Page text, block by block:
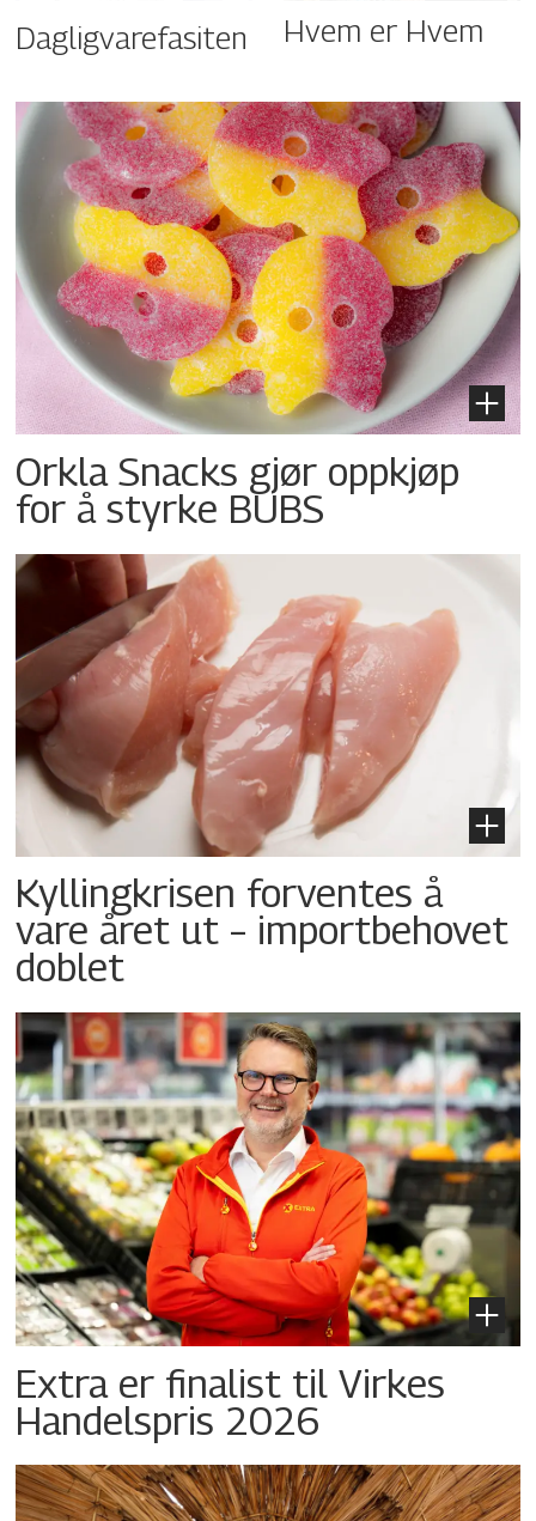
Dagligvarefasiten Hvem er Hvem
Orkla Snacks gjør oppkjøp
for å styrke BUBS
Kyllingkrisen forventes å
vare året ut – importbehovet
doblet
Extra er finalist til Virkes
Handelspris 2026